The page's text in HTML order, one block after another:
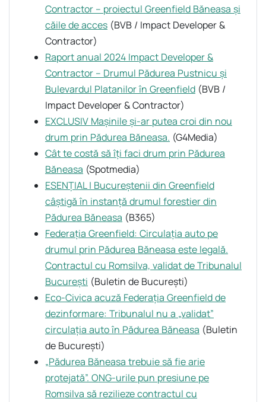
Contractor – proiectul Greenfield Băneasa și
căile de acces (BVB / Impact Developer &
Contractor)
Raport anual 2024 Impact Developer &
Contractor – Drumul Pădurea Pustnicu și
Bulevardul Platanilor în Greenfield (BVB /
Impact Developer & Contractor)
EXCLUSIV Mașinile și-ar putea croi din nou
drum prin Pădurea Băneasa. (G4Media)
Cât te costă să îți faci drum prin Pădurea
Băneasa (Spotmedia)
ESENȚIAL | Bucureștenii din Greenfield
câștigă în instanță drumul forestier din
Pădurea Băneasa (B365)
Federația Greenfield: Circulația auto pe
drumul prin Pădurea Băneasa este legală.
Contractul cu Romsilva, validat de Tribunalul
București (Buletin de București)
Eco-Civica acuză Federația Greenfield de
dezinformare: Tribunalul nu a „validat”
circulația auto în Pădurea Băneasa (Buletin
de București)
„Pădurea Băneasa trebuie să fie arie
protejată”. ONG-urile pun presiune pe
Romsilva să rezilieze contractul cu